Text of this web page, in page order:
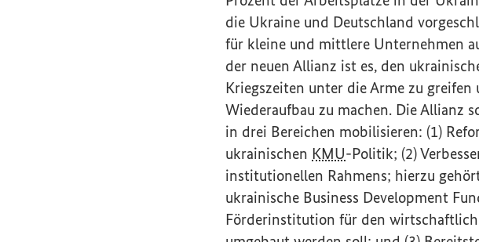
die Ukraine und Deutschland
für kleine und mittlere Unternehmen
der neuen Allianz ist es, den
Kriegszeiten unter die Arme zu
Wiederaufbau zu machen. Die Allianz
in drei Bereichen mobilisieren: (1)
ukrainischen KMU-Politik; (2)
institutionellen Rahmens; hierzu
ukrainische Business Development
Förderinstitution für den